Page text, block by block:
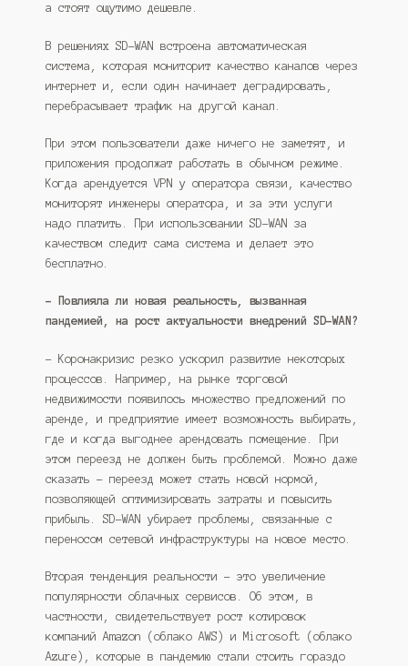
а стоят ощутимо дешевле.
В решениях SD-WAN встроена автоматическая
система, которая мониторит качество каналов через
интернет и, если один начинает деградировать,
перебрасывает трафик на другой канал.
При этом пользователи даже ничего не заметят, и
приложения продолжат работать в обычном режиме.
Когда арендуется VPN у оператора связи, качество
мониторят инженеры оператора, и за эти услуги
надо платить. При использовании SD-WAN за
качеством следит сама система и делает это
бесплатно.
– Повлияла ли новая реальность, вызванная
пандемией, на рост актуальности внедрений SD-WAN?
– Коронакризис резко ускорил развитие некоторых
процессов. Например, на рынке торговой
недвижимости появилось множество предложений по
аренде, и предприятие имеет возможность выбирать,
где и когда выгоднее арендовать помещение. При
этом переезд не должен быть проблемой. Можно даже
сказать – переезд может стать новой нормой,
позволяющей оптимизировать затраты и повысить
прибыль. SD-WAN убирает проблемы, связанные с
переносом сетевой инфраструктуры на новое место.
Вторая тенденция реальности – это увеличение
популярности облачных сервисов. Об этом, в
частности, свидетельствует рост котировок
компаний Amazon (облако AWS) и Microsoft (облако
Azure), которые в пандемию стали стоить гораздо